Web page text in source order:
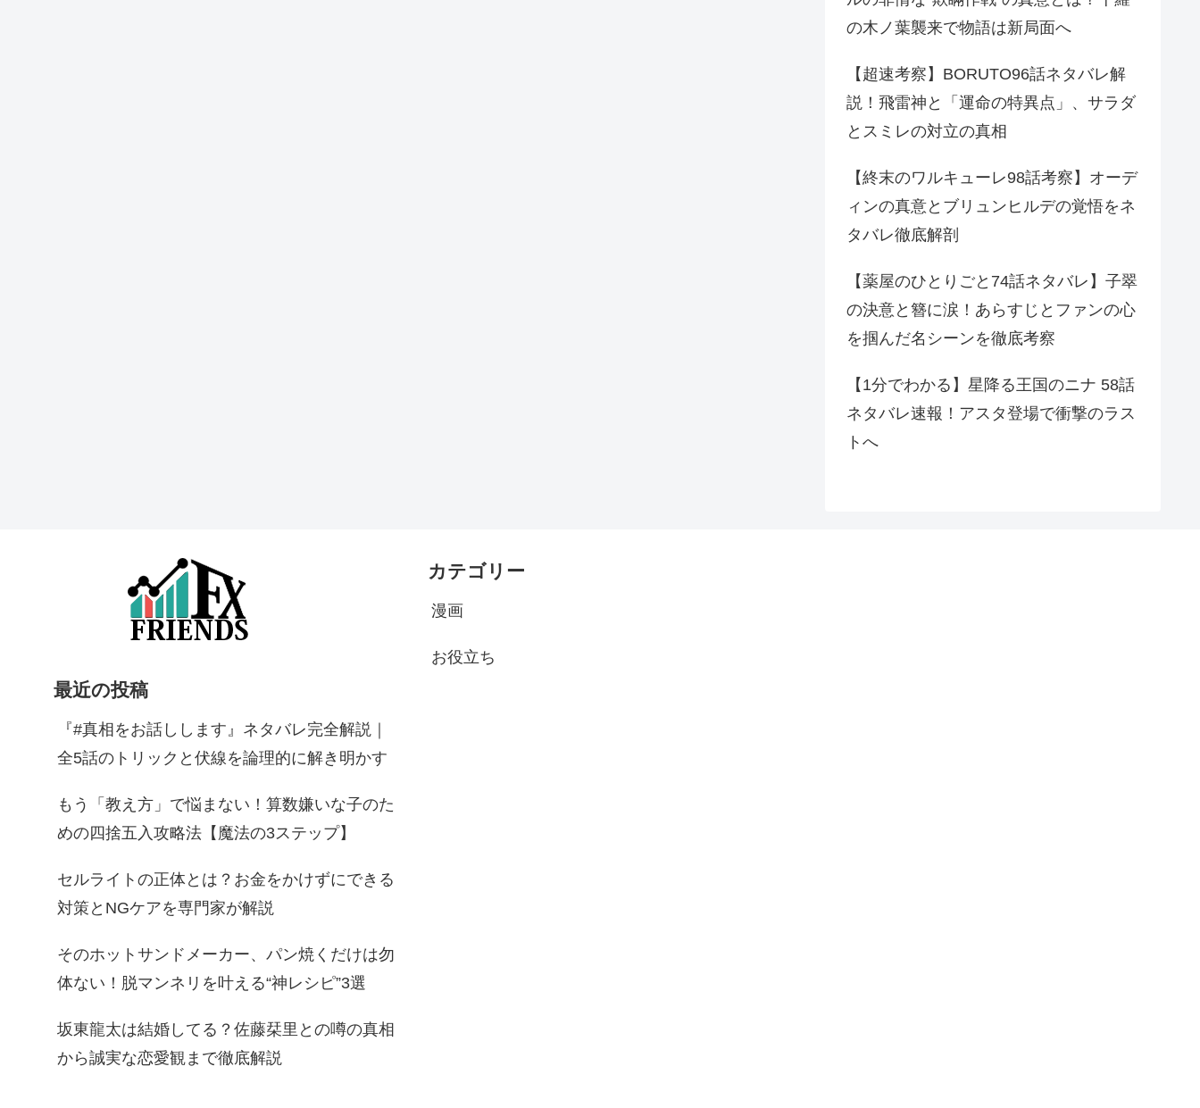
の木ノ葉襲来で物語は新局面へ
【超速考察】BORUTO96話ネタバレ解
説！飛雷神と「運命の特異点」、サラダ
とスミレの対立の真相
【終末のワルキューレ98話考察】オーデ
ィンの真意とブリュンヒルデの覚悟をネ
タバレ徹底解剖
【薬屋のひとりごと74話ネタバレ】子翠
の決意と簪に涙！あらすじとファンの心
を掴んだ名シーンを徹底考察
【1分でわかる】星降る王国のニナ 58話
ネタバレ速報！アスタ登場で衝撃のラス
トへ
最近の投稿
『#真相をお話しします』ネタバレ完全解説｜
全5話のトリックと伏線を論理的に解き明かす
もう「教え方」で悩まない！算数嫌いな子のた
めの四捨五入攻略法【魔法の3ステップ】
セルライトの正体とは？お金をかけずにできる
対策とNGケアを専門家が解説
そのホットサンドメーカー、パン焼くだけは勿
体ない！脱マンネリを叶える“神レシピ”3選
坂東龍太は結婚してる？佐藤栞里との噂の真相
から誠実な恋愛観まで徹底解説
カテゴリー
漫画
お役立ち